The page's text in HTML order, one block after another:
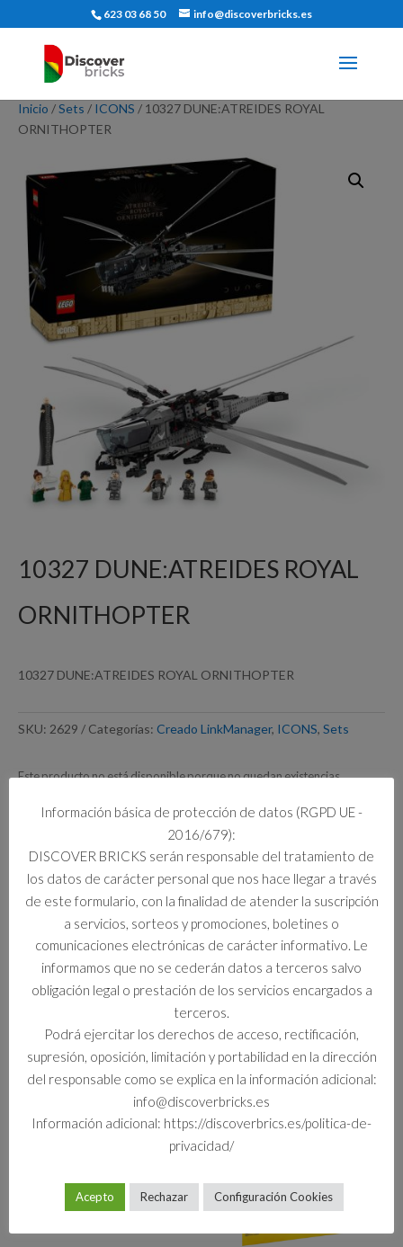
623 03 68 50 info@discoverbricks.es
Inicio /Sets / ICONS / 10327 DUNE:ATREIDES ROYAL
ORNITHOPTER
10327 DUNE:ATREIDES ROYAL
ORNITHOPTER
10327 DUNE:ATREIDES ROYAL ORNITHOPTER
SKU: 2629 Categorías: Creado LinkManager, ICONS, Sets
Este producto no está disponible porque no quedan existencias.
Información adicional
Información adicional
Formato
Set
Productos relacionados
Información básica de protección de datos (RGPD UE -
2016/679):
DISCOVER BRICKS serán responsable del tratamiento de
los datos de carácter personal que nos hace llegar a través
de este formulario, con la finalidad de atender la suscripción
a servicios, sorteos y promociones, boletines o
comunicaciones electrónicas de carácter informativo. Le
informamos que no se cederán datos a terceros salvo
obligación legal o prestación de los servicios encargados a
terceros.
Podrá ejercitar los derechos de acceso, rectificación,
supresión, oposición, limitación y portabilidad en la dirección
del responsable como se explica en la información adicional:
info@discoverbricks.es
Información adicional: https://discoverbrics.es/politica-de-
privacidad/
Acepto Rechazar Configuración Cookies